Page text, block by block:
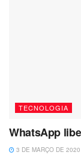
TECNOLOGIA
WhatsApp
3 DE MARÇO DE 2020